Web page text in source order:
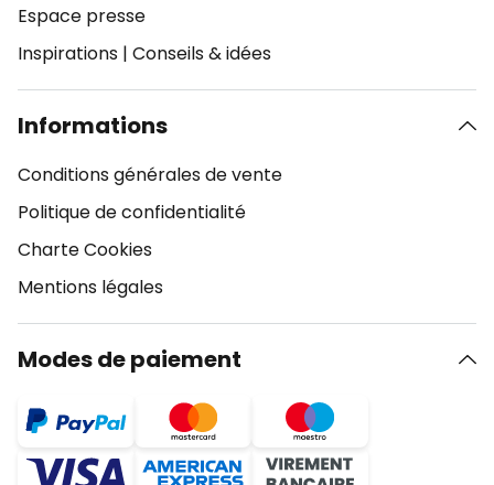
Espace presse
Inspirations | Conseils & idées
Informations
Conditions générales de vente
Politique de confidentialité
Charte Cookies
Mentions légales
Modes de paiement